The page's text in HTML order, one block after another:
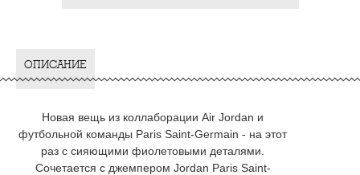
ОПИСАНИЕ
Новая вещь из коллаборации Air Jordan и
футбольной команды Paris Saint-Germain - на этот
раз с сияющими фиолетовыми деталями.
Сочетается с джемпером Jordan Paris Saint-